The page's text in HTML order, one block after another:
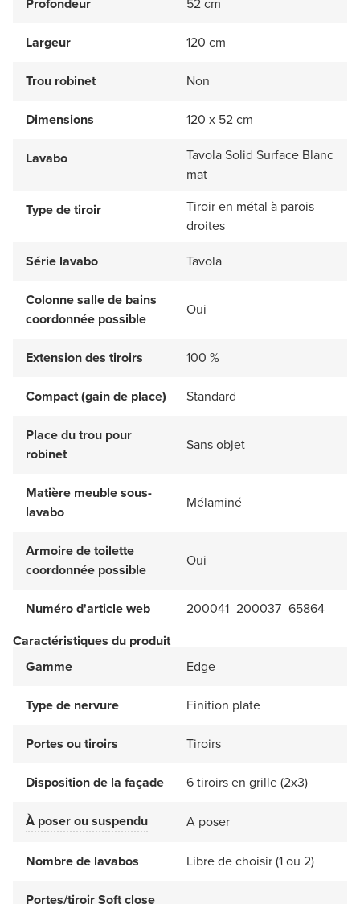
Largeur 120 cm
Trou robinet Non
Dimensions 120 x 52 cm
Lavabo
Tavola Solid Surface Blanc
mat
Type de tiroir
Tiroir en métal à parois
droites
Série lavabo
Tavola
Colonne salle de bains
coordonnée possible
Oui
Extension des tiroirs 100 %
Compact (gain de place) Standard
Place du trou pour
robinet
Sans objet
Matière meuble sous-
lavabo
Mélaminé
Armoire de toilette
coordonnée possible
Oui
Numéro d'article web
200041_200037_65864
Caractéristiques du produit
Gamme
Edge
Type de nervure Finition plate
Portes ou tiroirs Tiroirs
Disposition de la façade 6 tiroirs en grille (2x3)
À poser ou suspendu A poser
Nombre de lavabos Libre de choisir (1 ou 2)
Portes/tiroir Soft close